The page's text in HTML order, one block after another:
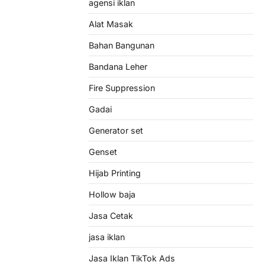
agensi iklan
Alat Masak
Bahan Bangunan
Bandana Leher
Fire Suppression
Gadai
Generator set
Genset
Hijab Printing
Hollow baja
Jasa Cetak
jasa iklan
Jasa Iklan TikTok Ads